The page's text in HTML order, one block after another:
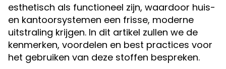
esthetisch als functioneel zijn, waardoor huis-
en kantoorsystemen een frisse, moderne
uitstraling krijgen. In dit artikel zullen we de
kenmerken, voordelen en best practices voor
het gebruiken van deze stoffen bespreken.